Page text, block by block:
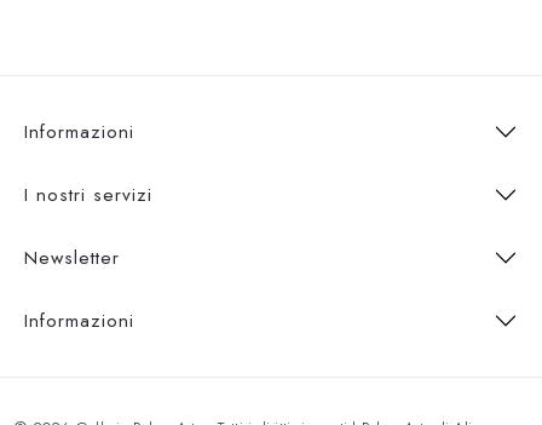
Informazioni
I nostri servizi
Newsletter
Informazioni